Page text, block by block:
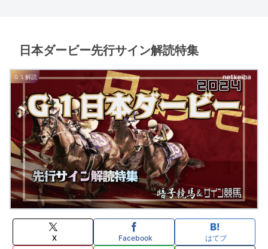
日本ダービー先行サイン解読特集
Ｇ１解読
X Facebook はてブ